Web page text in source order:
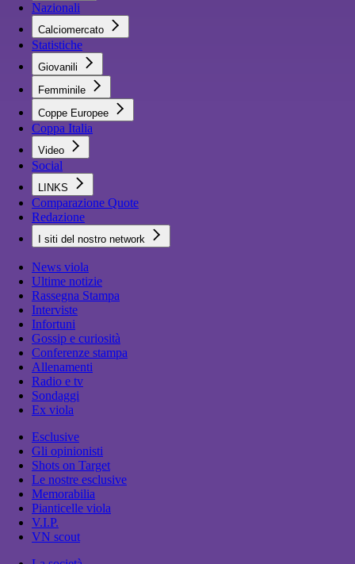
Nazionali
Calciomercato
Statistiche
Giovanili
Femminile
Coppe Europee
Coppa Italia
Video
Social
LINKS
Comparazione Quote
Redazione
I siti del nostro network
News viola
Ultime notizie
Rassegna Stampa
Interviste
Infortuni
Gossip e curiosità
Conferenze stampa
Allenamenti
Radio e tv
Sondaggi
Ex viola
Esclusive
Gli opinionisti
Shots on Target
Le nostre esclusive
Memorabilia
Pianticelle viola
V.I.P.
VN scout